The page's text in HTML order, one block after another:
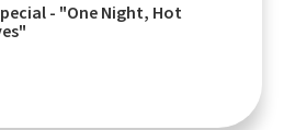
- "One Night, Hot